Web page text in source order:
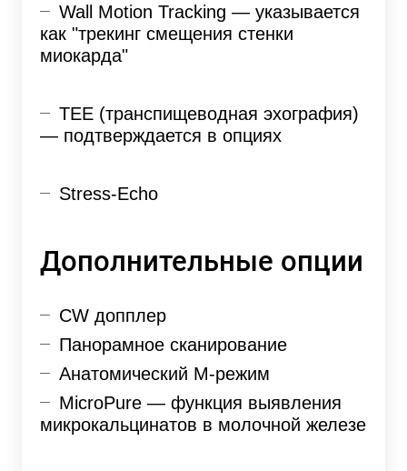
Wall Motion Tracking — указывается
как "трекинг смещения стенки
миокарда"
TEE (транспищеводная эхография)
— подтверждается в опциях
Stress-Echo
Дополнительные опции
CW допплер
Панорамное сканирование
Анатомический M-режим
MicroPure — функция выявления
микрокальцинатов в молочной железе